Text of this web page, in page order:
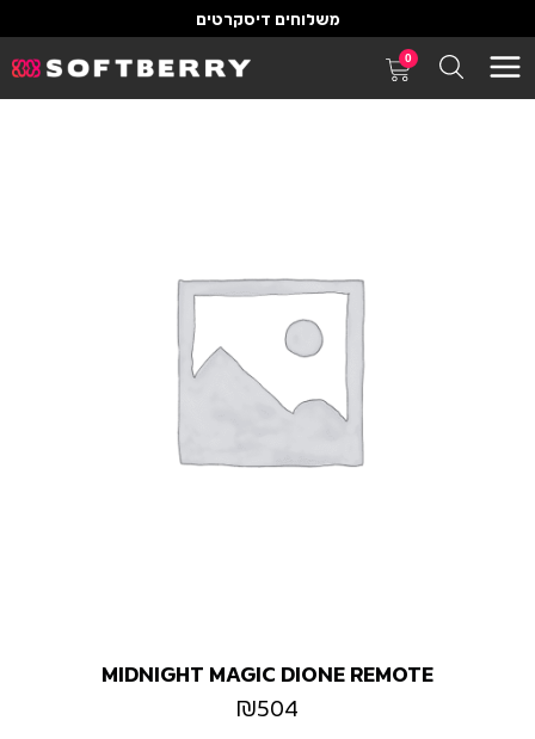
משלוחים דיסקרטים
0
MIDNIGHT MAGIC DIONE REMOTE
₪504